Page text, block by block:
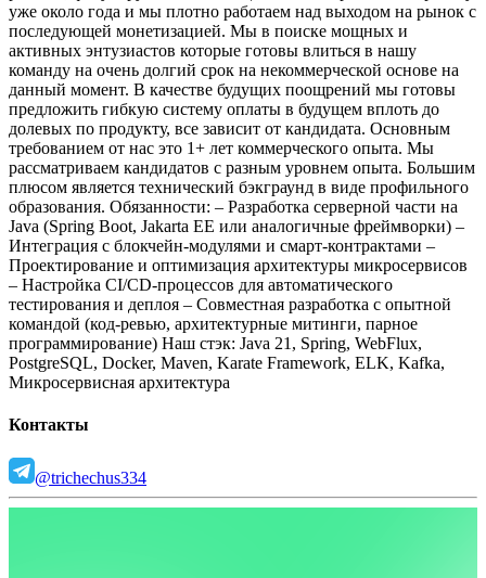
уже около года и мы плотно работаем над выходом на рынок с
последующей монетизацией. Мы в поиске мощных и
активных энтузиастов которые готовы влиться в нашу
команду на очень долгий срок на некоммерческой основе на
данный момент. В качестве будущих поощрений мы готовы
предложить гибкую систему оплаты в будущем вплоть до
долевых по продукту, все зависит от кандидата. Основным
требованием от нас это 1+ лет коммерческого опыта. Мы
рассматриваем кандидатов с разным уровнем опыта. Большим
плюсом является технический бэкграунд в виде профильного
образования. Обязанности: – Разработка серверной части на
Java (Spring Boot, Jakarta EE или аналогичные фреймворки) –
Интеграция с блокчейн-модулями и смарт-контрактами –
Проектирование и оптимизация архитектуры микросервисов
– Настройка CI/CD-процессов для автоматического
тестирования и деплоя – Совместная разработка с опытной
командой (код-ревью, архитектурные митинги, парное
программирование) Наш стэк: Java 21, Spring, WebFlux,
PostgreSQL, Docker, Maven, Karate Framework, ELK, Kafka,
Микросервисная архитектура
Контакты
@trichechus334